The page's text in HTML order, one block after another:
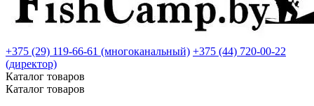
+375 (29) 119-66-61 (многоканальный) +375 (44) 720-00-22
(директор)
Каталог товаров
Каталог товаров